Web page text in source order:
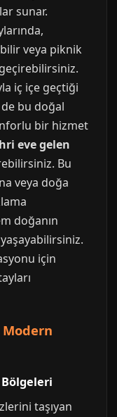
sunar.
veya piknik
iç içe geçtiği
bu doğal
bir hizmet
eve gelen
Bu
veya doğa
doğanın
için
taşıyan